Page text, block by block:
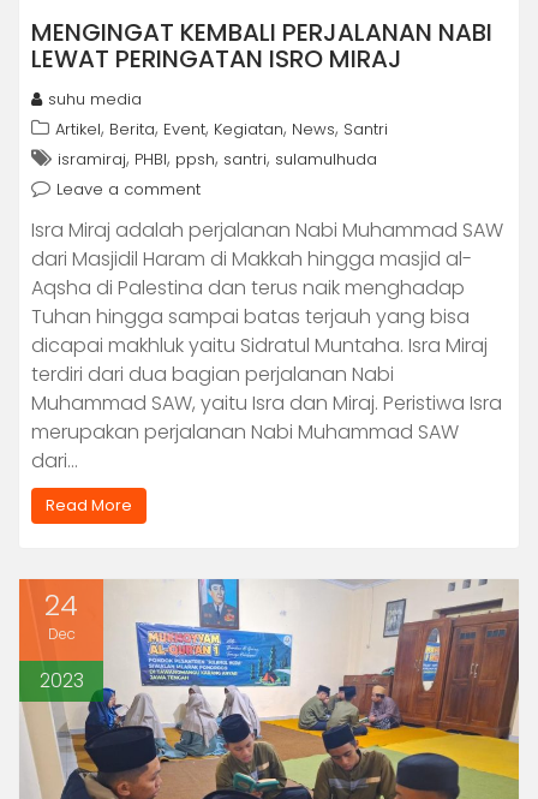
MENGINGAT KEMBALI PERJALANAN NABI
LEWAT PERINGATAN ISRO MIRAJ
suhu media
Artikel, Berita, Event, Kegiatan, News, Santri
isramiraj, PHBI, ppsh, santri, sulamulhuda
Leave a comment
Isra Miraj adalah perjalanan Nabi Muhammad SAW
dari Masjidil Haram di Makkah hingga masjid al-
Aqsha di Palestina dan terus naik menghadap
Tuhan hingga sampai batas terjauh yang bisa
dicapai makhluk yaitu Sidratul Muntaha. Isra Miraj
terdiri dari dua bagian perjalanan Nabi
Muhammad SAW, yaitu Isra dan Miraj. Peristiwa Isra
merupakan perjalanan Nabi Muhammad SAW
dari…
Read More
24
Dec
2023